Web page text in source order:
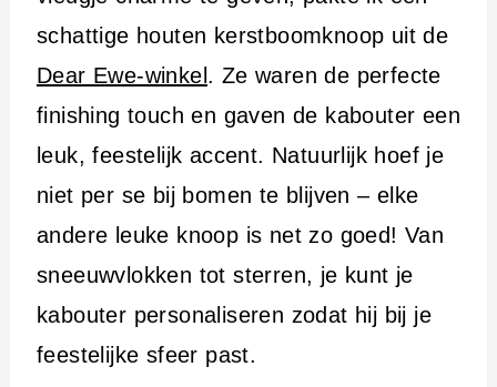
schattige houten kerstboomknoop uit de
Dear Ewe-winkel. Ze waren de perfecte
finishing touch en gaven de kabouter een
leuk, feestelijk accent. Natuurlijk hoef je
niet per se bij bomen te blijven – elke
andere leuke knoop is net zo goed! Van
sneeuwvlokken tot sterren, je kunt je
kabouter personaliseren zodat hij bij je
feestelijke sfeer past.